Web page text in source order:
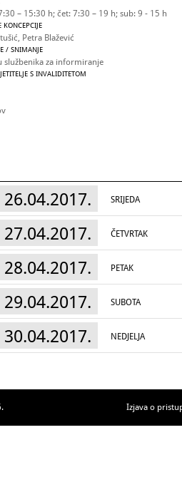
– 15:30 h; čet: 7:30 – 19 h; sub: 9 - 15 h
KONCEPCIJE
Petra Blažević
/ SNIMANJE
službenika za informiranje
S INVALIDITETOM
26.04.2017. SRIJEDA
27.04.2017. ČETVRTAK
28.04.2017. PETAK
29.04.2017. SUBOTA
30.04.2017. NEDJELJA
Izjava o